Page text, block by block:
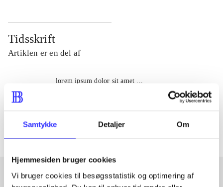
Samtykke Detaljer Om
Hjemmesiden bruger cookies
Vi bruger cookies til besøgsstatistik og optimering af
Tidsskrift
Artiklen er en del af
lorem ipsum dolor sit amet ...